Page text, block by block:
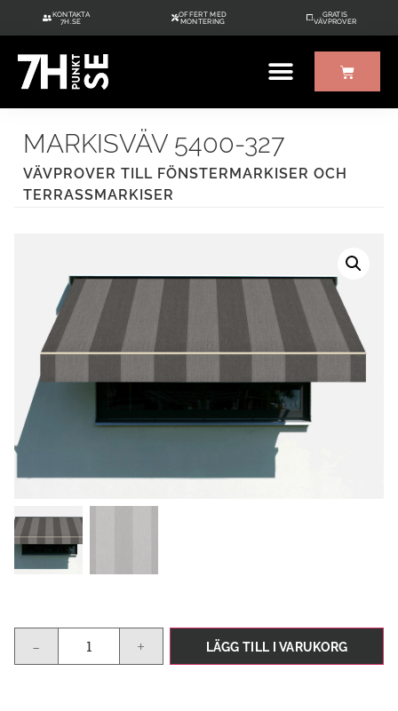
KONTAKTA
7H.SE
OFFERT MED
MONTERING
GRATIS
VÄVPROVER
MARKISVÄV 5400-327
VÄVPROVER TILL FÖNSTERMARKISER OCH
TERRASSMARKISER
- + LÄGG TILL I VARUKORG